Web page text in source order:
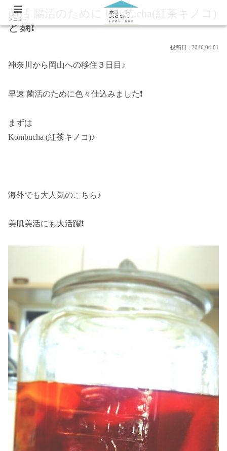
菌活 腸活のために kombucha(紅茶キノコ)
と麹❗
2016.04.01
神奈川から岡山への移住３日目♪
早速 菌活のために色々仕込みました❗
まずは
Kombucha (紅茶キノコ)♪
海外でも大人気のこちら♪
美肌美活にも大活躍❗
メニュー